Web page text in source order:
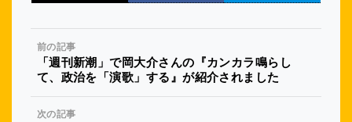
前の記事
「週刊新潮」で岡大介さんの『カンカラ鳴らし
て、政治を「演歌」する』が紹介されました
次の記事